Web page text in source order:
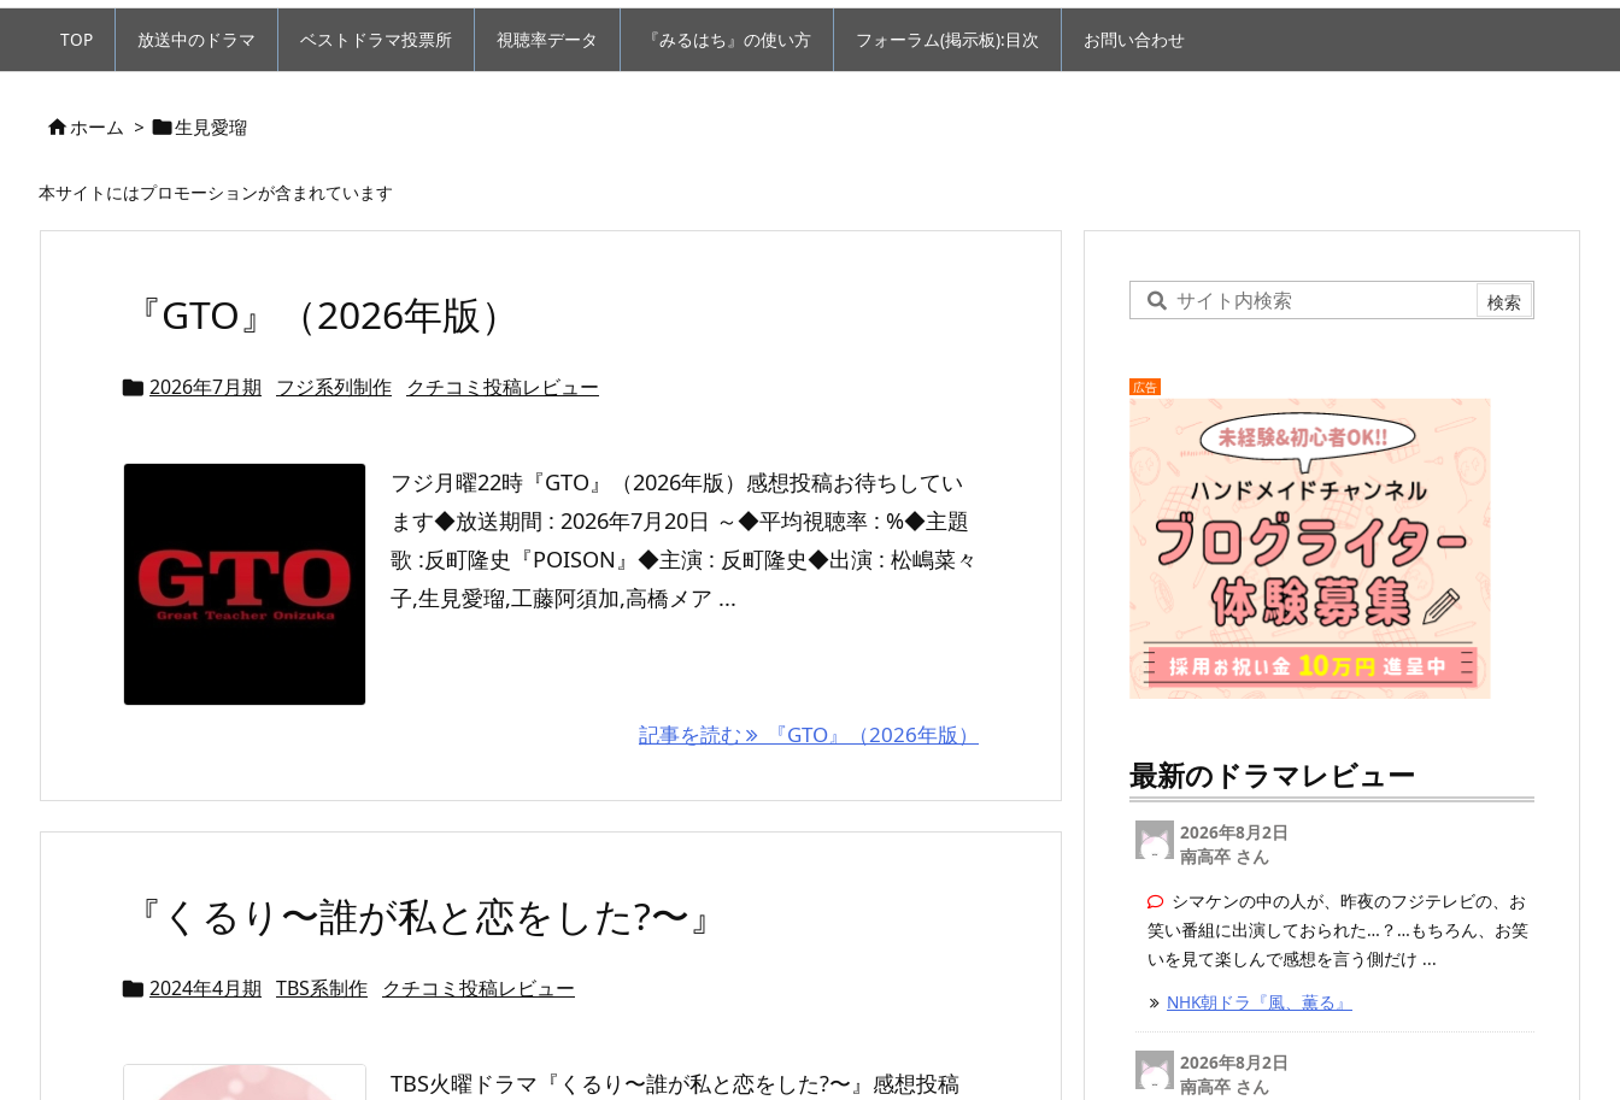
TOP 放送中のドラマ ベストドラマ投票所 視聴率データ 『みるはち』の使い方 フォーラム(掲示板):目次 お問い合わせ
ホーム > 生見愛瑠
本サイトにはプロモーションが含まれています
『GTO』（2026年版）
 2026年7月期 フジ系列制作 クチコミ投稿レビュー
フジ月曜22時『GTO』（2026年版）感想投稿お待ちしてい
ます◆放送期間 : 2026年7月20日 ～◆平均視聴率 : %◆主題
歌 :反町隆史『POISON』◆主演 : 反町隆史◆出演 : 松嶋菜々
子,生見愛瑠,工藤阿須加,高橋メア ...
記事を読む 『GTO』（2026年版）
『くるり〜誰が私と恋をした?〜』
 2024年4月期 TBS系制作 クチコミ投稿レビュー
TBS火曜ドラマ『くるり〜誰が私と恋をした?〜』感想投稿
広告
最新のドラマレビュー
2026年8月2日
南高卒 さん
シマケンの中の人が、昨夜のフジテレビの、お
笑い番組に出演しておられた…？…もちろん、お笑
いを見て楽しんで感想を言う側だけ ...
NHK朝ドラ『風、薫る』
2026年8月2日
南高卒 さん